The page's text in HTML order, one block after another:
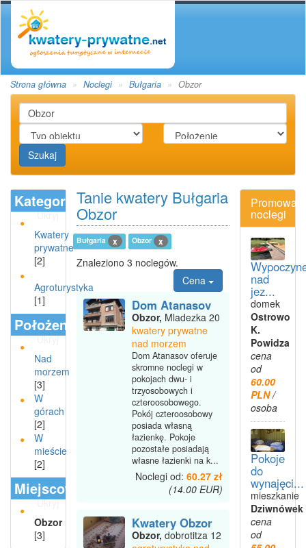
Strona główna Noclegi Bułgaria Obzor
Szukaj
Kategoria
Ukryj
Kwatery
prywatne
[2]
Agroturystyka
[1]
Położenie
Ukryj
Nad
morzem
[3]
W
górach
[2]
W
mieście
[2]
Miejscowości
Ukryj
Obzor
[3]
Tanie kwatery Bułgaria
Obzor
Bułgaria x Obzor x
Znaleziono 3 noclegów.
Cena
Dom Atanasov
Obzor, Mladezka 20
kwatery prywatne
nad morzem
Dom Atanasov oferuje
skromne noclegi w
pokojach dwu- i
trzyosobowych i
czteroosobowego.
Pokój czteroosobowy
posiada własną
łazienkę. Pokoje
pozostałe posiadają
własne łazienki na k...
Noclegi od: 60.27 zł
(14.00 EUR)
Kwatery Obzor
Obzor, dobrotitza 12
noclegi
nad
jez...
domek
Ostrowo
K.
Powidza
cena
od
60.00
PLN/
osoba
Pokoje
do
wynajęci...
mieszkanie
Dziwnówek
cena
od